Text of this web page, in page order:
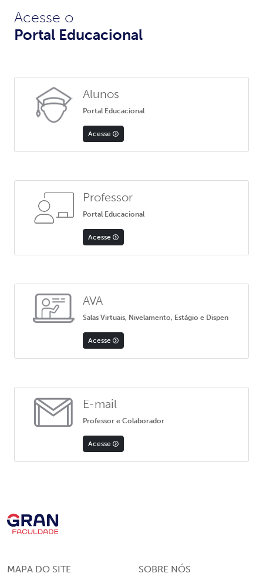
Acesse o
Portal Educacional
Alunos
Portal Educacional
Acesse
Professor
Portal Educacional
Acesse
AVA
Salas Virtuais, Nivelamento, Estágio e Dispen
Acesse
E-mail
Professor e Colaborador
Acesse
MAPA DO SITE SOBRE NÓS